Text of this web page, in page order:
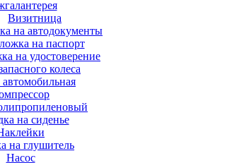
Визитница
на автодокументы
на паспорт
на удостоверение
колеса
на сиденье
на глушитель
Насос